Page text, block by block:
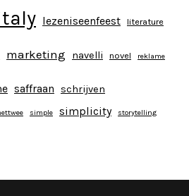
lezeniseenfeest literature
marketing navelli novel reklame
saffraan schrijven
simple simplicity storytelling